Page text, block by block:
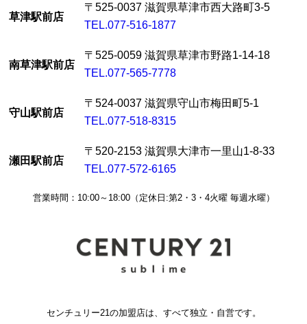
草津駅前店
〒525-0037 滋賀県草津市西大路町3-5
TEL.077-516-1877
南草津駅前店
〒525-0059 滋賀県草津市野路1-14-18
TEL.077-565-7778
守山駅前店
〒524-0037 滋賀県守山市梅田町5-1
TEL.077-518-8315
瀬田駅前店
〒520-2153 滋賀県大津市一里山1-8-33
TEL.077-572-6165
営業時間：10:00～18:00（定休日:第2・3・4火曜 毎週水曜）
センチュリー21の加盟店は、すべて独立・自営です。